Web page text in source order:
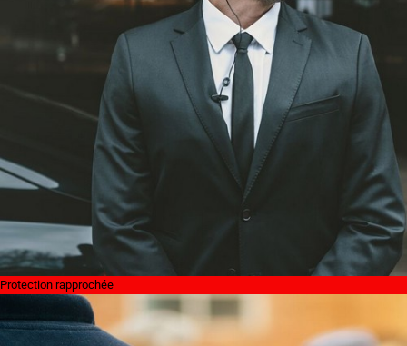
Protection rapprochée